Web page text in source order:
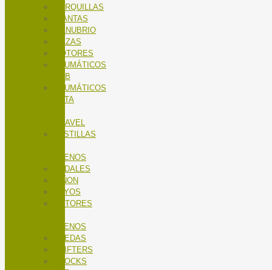
HORQUILLAS
LLANTAS
MANUBRIO
MAZAS
MOTORES
NEUMÁTICOS
MTB
NEUMÁTICOS
RUTA
GRAVEL
PASTILLAS
FRENOS
PEDALES
PIÑON
RAYOS
ROTORES
FRENOS
RUEDAS
SHIFTERS
SHOCKS